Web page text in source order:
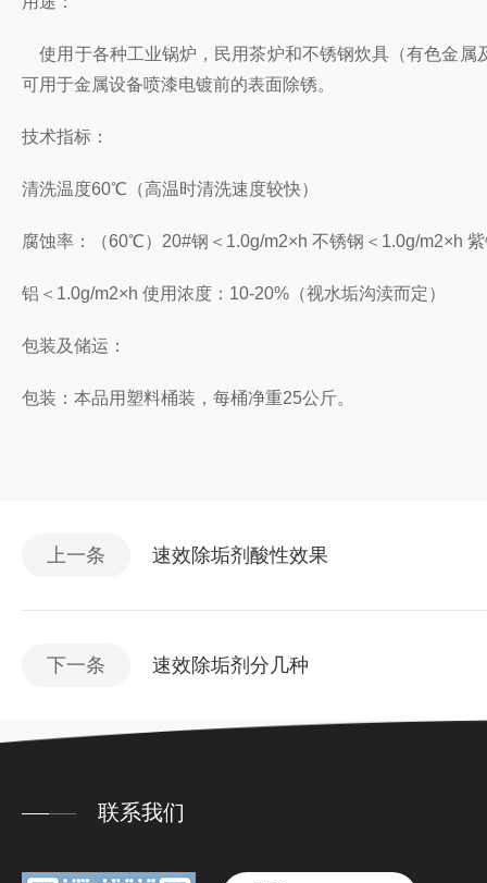
使用于各种工业锅炉，民用茶炉和不锈钢炊具（有色金属
可用于金属设备喷漆电镀前的表面除锈。
技术指标：
清洗温度60℃（高温时清洗速度较快）
腐蚀率：（60℃）20#钢＜1.0g/m2×h 不锈钢＜1.0g/m2×h
铝＜1.0g/m2×h 使用浓度：10-20%（视水垢沟渎而定）
包装及储运：
包装：本品用塑料桶装，每桶净重25公斤。
上一条 速效除垢剂酸性效果
下一条 速效除垢剂分几种
联系我们